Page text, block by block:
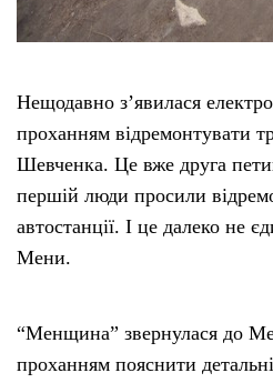
Нещодавно з’явилася
проханням відремонтувати
Шевченка. Це вже друга
першій люди просили
автостанції. І це далеко не
Мени.
“Менщина” звернулася до
проханням пояснити